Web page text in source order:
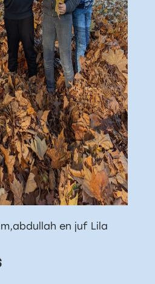
en juf Lila